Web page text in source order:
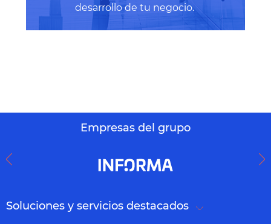
desarrollo de tu negocio.
Empresas del grupo
Soluciones y servicios destacados